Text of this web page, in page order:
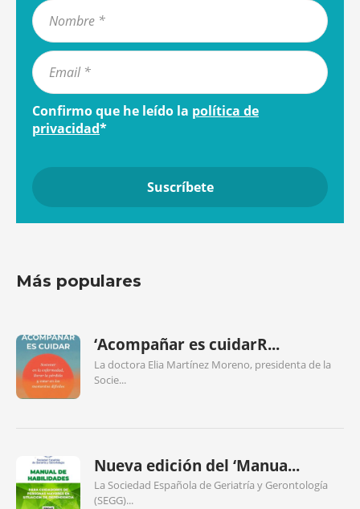
Confirmo que he leído la política de
privacidad*
Más populares
‘Acompañar es cuidarR...
La doctora Elia Martínez Moreno, presidenta de la
Socie...
Nueva edición del ‘Manua...
La Sociedad Española de Geriatría y Gerontología
(SEGG)...